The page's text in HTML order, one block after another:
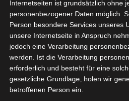
Saison beginnt
September 2026
Internationaler
lehnt
steuert auf die
Tunesien
von Google Adsense (Google Ireland
Ireland) benötigen wir laut DSGVO Ihre
Daten erhoben, verarbeitet und
bitte den
Internetseiten ist grundsätzlich ohne
personenbezogener Daten möglich.
Person besondere Services unseres
unsere Internetseite in Anspruch
jedoch eine Verarbeitung
werden. Ist die Verarbeitung
erforderlich und besteht für eine
gesetzliche Grundlage, holen wir
betroffenen Person ein.